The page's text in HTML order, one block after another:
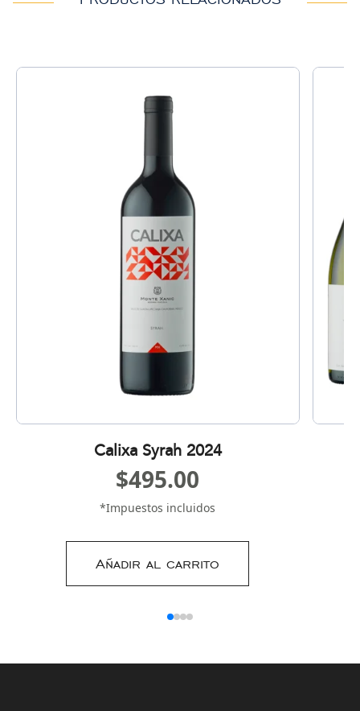
Calixa Syrah 2024
$495.00
*Impuestos incluidos
Añadir al carrito